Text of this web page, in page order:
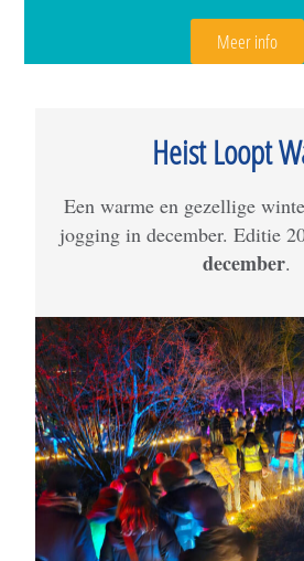
Meer info
Heist Loopt
Een warme en gezellige
jogging in december. Editie
december.